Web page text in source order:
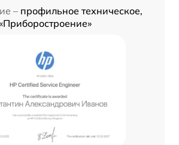
– профильное техническое,